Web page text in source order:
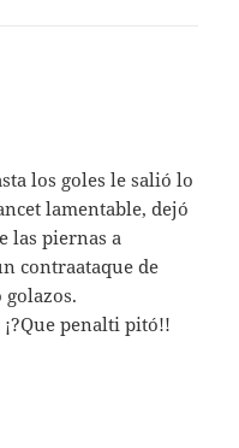
los goles le salió lo
lamentable, dejó
las piernas a
contraataque de
penalti pitó!!